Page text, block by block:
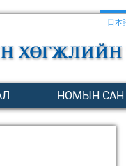
日本
НОМЫН САН